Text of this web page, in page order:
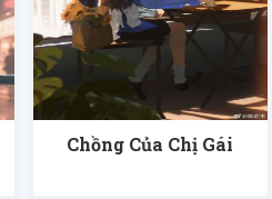
Chồng Của Chị Gái